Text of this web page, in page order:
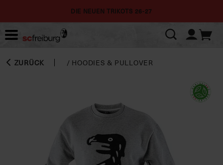
DIE NEUEN TRIKOTS 26-27
ZURÜCK / HOODIES & PULLOVER